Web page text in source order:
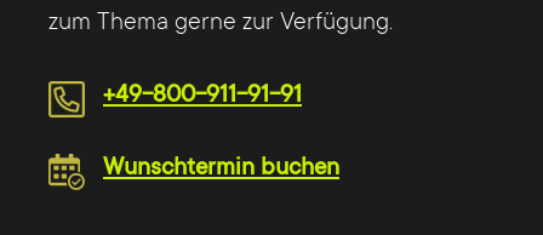
zum Thema gerne zur Verfügung.
+49-800-911-91-91
Wunschtermin buchen